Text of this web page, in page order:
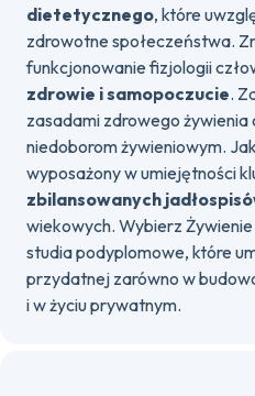
dietetycznego, które
zdrowotne społeczeństwa.
funkcjonowanie fizjologii
zdrowie i samopoczucie.
zasadami zdrowego
niedoborom żywieniowym.
wyposażony w umiejętności
zbilansowanych
wiekowych. Wybierz
studia podyplomowe, które
przydatnej zarówno w
i w życiu prywatnym.